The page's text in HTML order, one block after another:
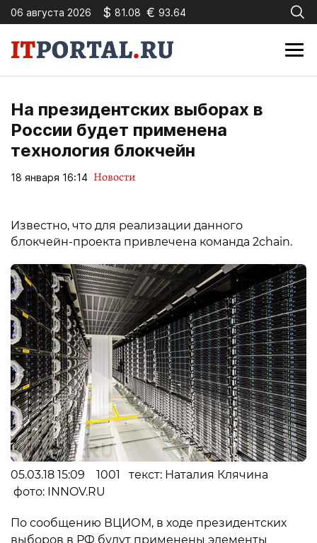
06 августа 2026 $ 81.08 € 93.64
На президентских выборах в
России будет применена
технология блокчейн
18 января 16:14 Новости
Известно, что для реализации данного
блокчейн-проекта привлечена команда 2chain.
05.03.18 15:09 1001 текст: Наталия Клячина
фото: INNOV.RU
По сообщению ВЦИОМ, в ходе президентских
выборов в РФ будут применены элементы